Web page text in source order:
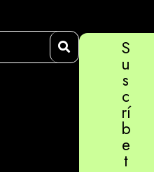
S
u
s
c
rí
b
e
t